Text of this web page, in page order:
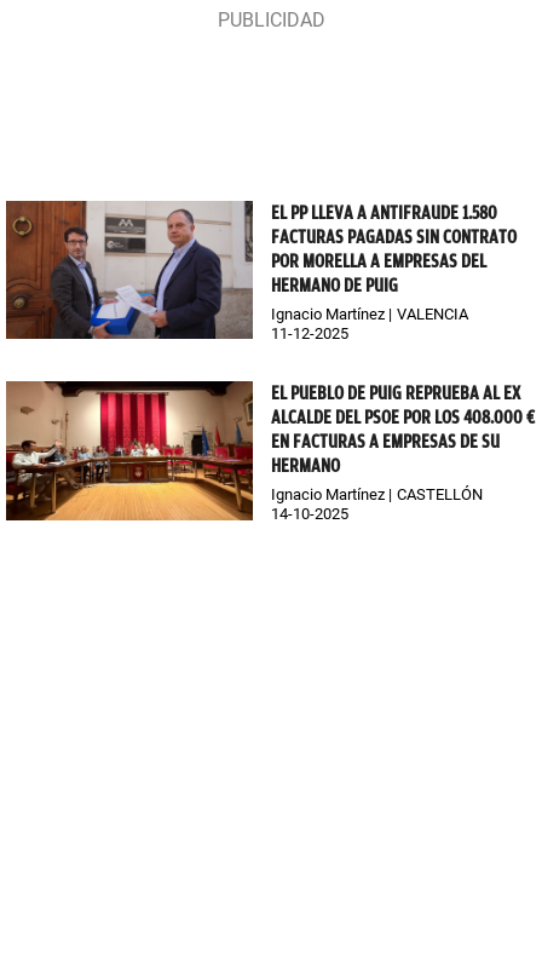
EL PP LLEVA A ANTIFRAUDE 1.580
FACTURAS PAGADAS SIN CONTRATO
POR MORELLA A EMPRESAS DEL
HERMANO DE PUIG
Ignacio Martínez
VALENCIA
11-12-2025
EL PUEBLO DE PUIG REPRUEBA AL EX
ALCALDE DEL PSOE POR LOS 408.000 €
EN FACTURAS A EMPRESAS DE SU
HERMANO
Ignacio Martínez
CASTELLÓN
14-10-2025